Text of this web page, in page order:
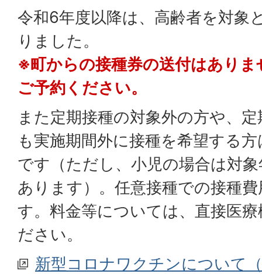
令和6年度以降は、高齢者を対象
りました。
※町からの接種券の送付はあり
ご予約ください。
また定期接種の対象外の方や、
も実施期間外に接種を希望する
です（ただし、小児の場合は対
あります）。任意接種での接種
す。料金等については、直接医
ださい。
新型コロナワクチンについて